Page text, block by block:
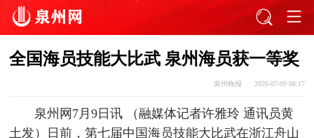
全国海员技能大比武 泉州海员获一等奖
泉州晚报 2026-07-09 08:17
泉州网7月9日讯 （融媒体记者许雅玲 通讯员黄
土发）日前，第七届中国海员技能大比武在浙江舟山